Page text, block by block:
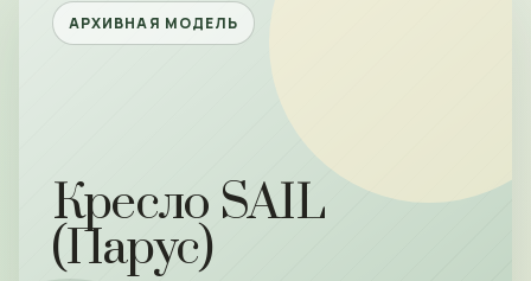
АРХИВНАЯ МОДЕЛЬ
Кресло SAIL
(Парус)